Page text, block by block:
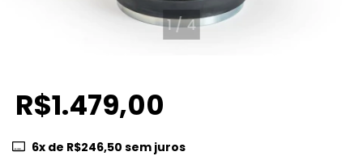
1/4
R$1.479,00
6x de R$246,50 sem juros